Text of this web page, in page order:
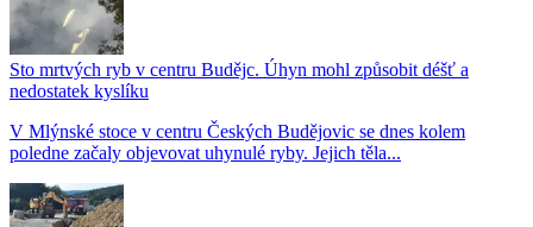
Sto mrtvých ryb v centru Budějc. Úhyn mohl způsobit déšť a
nedostatek kyslíku
V Mlýnské stoce v centru Českých Budějovic se dnes kolem
poledne začaly objevovat uhynulé ryby. Jejich těla...